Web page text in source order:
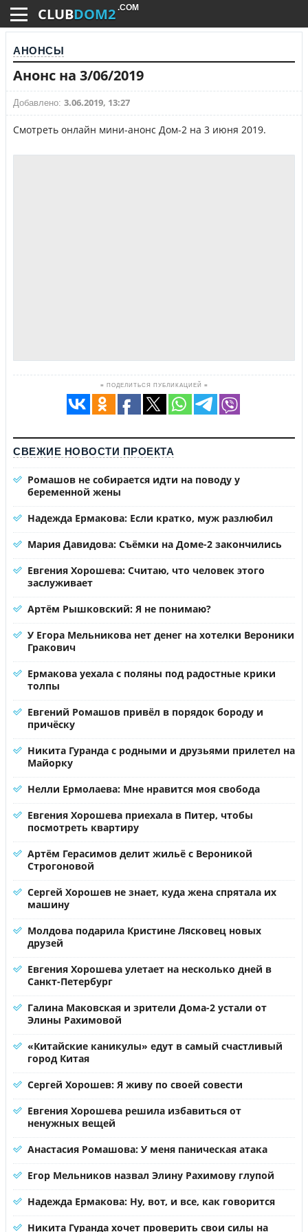
CLUBDOM2 .COM
АНОНСЫ
Анонс на 3/06/2019
Добавлено: 3.06.2019, 13:27
Смотреть онлайн мини-анонс Дом-2 на 3 июня 2019.
≡ ПОДЕЛИТЬСЯ ПУБЛИКАЦИЕЙ ≡
СВЕЖИЕ НОВОСТИ ПРОЕКТА
Ромашов не собирается идти на поводу у
беременной жены
Надежда Ермакова: Если кратко, муж разлюбил
Мария Давидова: Съёмки на Доме-2 закончились
Евгения Хорошева: Считаю, что человек этого
заслуживает
Артём Рышковский: Я не понимаю?
У Егора Мельникова нет денег на хотелки Вероники
Гракович
Ермакова уехала с поляны под радостные крики
толпы
Евгений Ромашов привёл в порядок бороду и
причёску
Никита Гуранда с родными и друзьями прилетел на
Майорку
Нелли Ермолаева: Мне нравится моя свобода
Евгения Хорошева приехала в Питер, чтобы
посмотреть квартиру
Артём Герасимов делит жильё с Вероникой
Строгоновой
Сергей Хорошев не знает, куда жена спрятала их
машину
Молдова подарила Кристине Лясковец новых
друзей
Евгения Хорошева улетает на несколько дней в
Санкт-Петербург
Галина Маковская и зрители Дома-2 устали от
Элины Рахимовой
«Китайские каникулы» едут в самый счастливый
город Китая
Сергей Хорошев: Я живу по своей совести
Евгения Хорошева решила избавиться от
ненужных вещей
Анастасия Ромашова: У меня паническая атака
Егор Мельников назвал Элину Рахимову глупой
Надежда Ермакова: Ну, вот, и все, как говорится
Никита Гуранда хочет проверить свои силы на